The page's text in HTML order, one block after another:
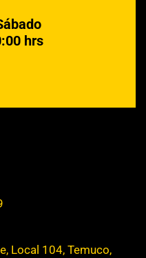
hrs
Local 104, Temuco,